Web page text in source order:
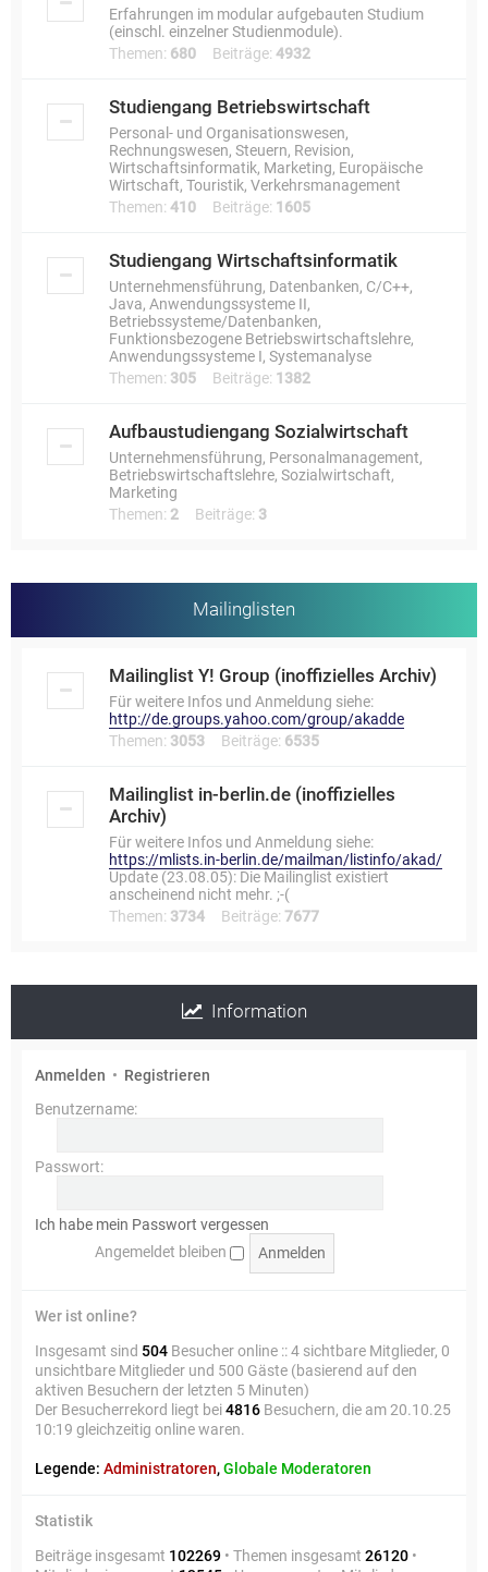
Erfahrungen im modular aufgebauten Studium
(einschl. einzelner Studienmodule).
Themen: 680 Beiträge: 4932
Studiengang Betriebswirtschaft
Personal- und Organisationswesen,
Rechnungswesen, Steuern, Revision,
Wirtschaftsinformatik, Marketing, Europäische
Wirtschaft, Touristik, Verkehrsmanagement
Themen: 410 Beiträge: 1605
Studiengang Wirtschaftsinformatik
Unternehmensführung, Datenbanken, C/C++,
Java, Anwendungssysteme II,
Betriebssysteme/Datenbanken,
Funktionsbezogene Betriebswirtschaftslehre,
Anwendungssysteme I, Systemanalyse
Themen: 305 Beiträge: 1382
Aufbaustudiengang Sozialwirtschaft
Unternehmensführung, Personalmanagement,
Betriebswirtschaftslehre, Sozialwirtschaft,
Marketing
Themen: 2 Beiträge: 3
Mailinglisten
Mailinglist Y! Group (inoffizielles Archiv)
Für weitere Infos und Anmeldung siehe:
http://de.groups.yahoo.com/group/akadde
Themen: 3053 Beiträge: 6535
Mailinglist in-berlin.de (inoffizielles
Archiv)
Für weitere Infos und Anmeldung siehe:
https://mlists.in-berlin.de/mailman/listinfo/akad/
Update (23.08.05): Die Mailinglist existiert
anscheinend nicht mehr. ;-(
Themen: 3734 Beiträge: 7677
Information
Anmelden • Registrieren
Benutzername:
Passwort:
Ich habe mein Passwort vergessen
Angemeldet bleiben
Wer ist online?
Insgesamt sind 504 Besucher online :: 4 sichtbare Mitglieder, 0
unsichtbare Mitglieder und 500 Gäste (basierend auf den
aktiven Besuchern der letzten 5 Minuten)
Der Besucherrekord liegt bei4816 Besuchern, die am 20.10.25
10:19 gleichzeitig online waren.
Legende: Administratoren,Globale Moderatoren
Statistik
Beiträge insgesamt 102269 • Themen insgesamt 26120 •